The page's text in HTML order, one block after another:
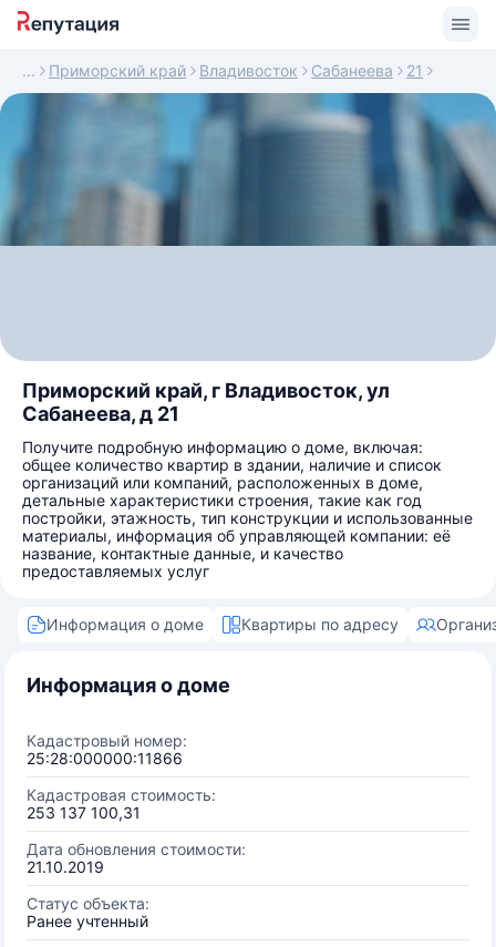
Приморский край Владивосток Сабанеева 21
Приморский край, г Владивосток, ул
Сабанеева, д 21
Получите подробную информацию о доме, включая:
общее количество квартир в здании, наличие и список
организаций или компаний, расположенных в доме,
детальные характеристики строения, такие как год
постройки, этажность, тип конструкции и использованные
материалы, информация об управляющей компании: её
название, контактные данные, и качество
предоставляемых услуг
Информация о доме Квартиры по адресу
Информация о доме
Кадастровый номер:
25:28:000000:11866
Кадастровая стоимость:
253 137 100,31
Дата обновления стоимости:
21.10.2019
Статус объекта:
Ранее учтенный